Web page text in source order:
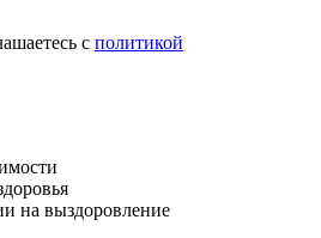
с политикой
на выздоровление